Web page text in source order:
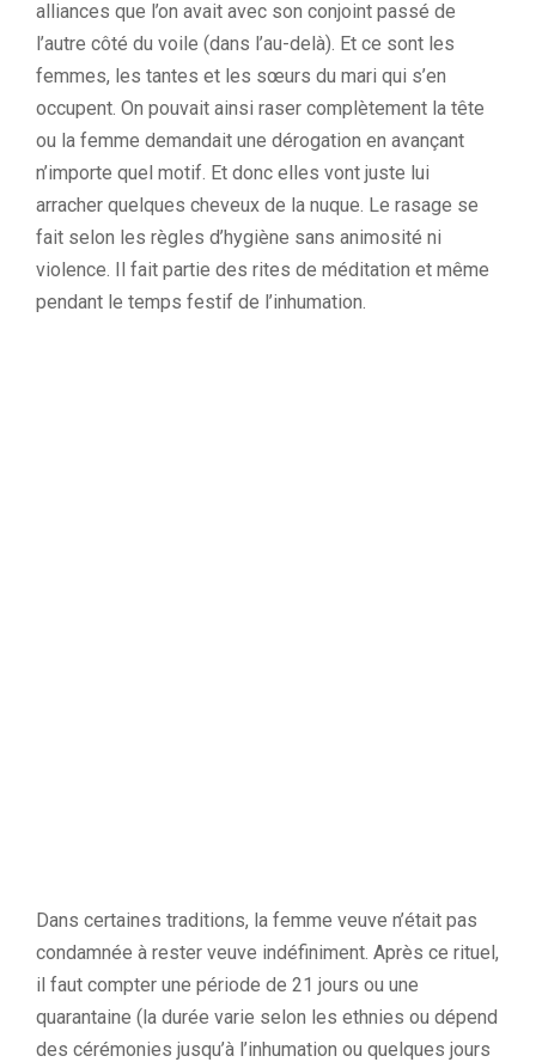
alliances que l’on avait avec son conjoint passé de
l’autre côté du voile (dans l’au-delà). Et ce sont les
femmes, les tantes et les sœurs du mari qui s’en
occupent. On pouvait ainsi raser complètement la tête
ou la femme demandait une dérogation en avançant
n’importe quel motif. Et donc elles vont juste lui
arracher quelques cheveux de la nuque. Le rasage se
fait selon les règles d’hygiène sans animosité ni
violence. Il fait partie des rites de méditation et même
pendant le temps festif de l’inhumation.
Dans certaines traditions, la femme veuve n’était pas
condamnée à rester veuve indéfiniment. Après ce rituel,
il faut compter une période de 21 jours ou une
quarantaine (la durée varie selon les ethnies ou dépend
des cérémonies jusqu’à l’inhumation ou quelques jours